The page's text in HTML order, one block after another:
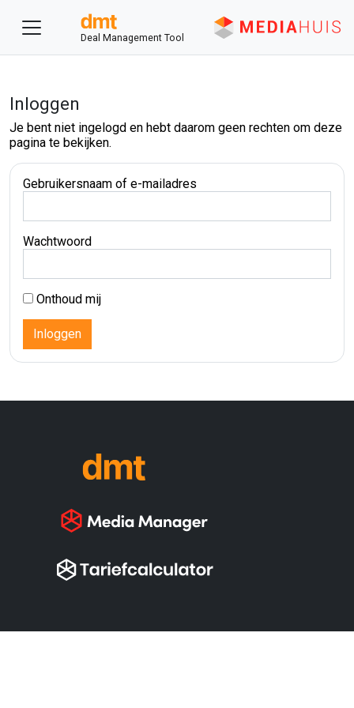
Deal Management Tool
Inloggen
Je bent niet ingelogd en hebt daarom geen rechten om deze
pagina te bekijken.
Gebruikersnaam of e-mailadres
Wachtwoord
Onthoud mij